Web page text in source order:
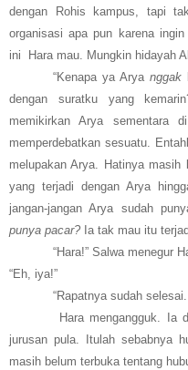
dengan Rohis kampus, tapi
organisasi apa pun karena
ini Hara mau. Mungkin hidayah
“Kenapa ya Arya nggak
dengan suratku yang
memikirkan Arya sementara
memperdebatkan sesuatu.
melupakan Arya. Hatinya masih
yang terjadi dengan Arya
jangan-jangan Arya sudah
punya pacar? Ia tak mau itu
“Hara!” Salwa menegur
“Eh, iya!”
“Rapatnya sudah
Hara mengangguk. Ia
jurusan pula. Itulah sebabnya
masih belum terbuka tentang